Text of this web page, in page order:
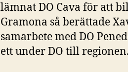
lämnat DO Cava för att
Gramona så berättade
samarbete med DO
ett under DO till regionen.